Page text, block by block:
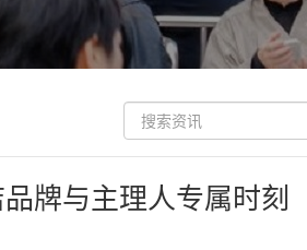
牌与主理人专属时刻